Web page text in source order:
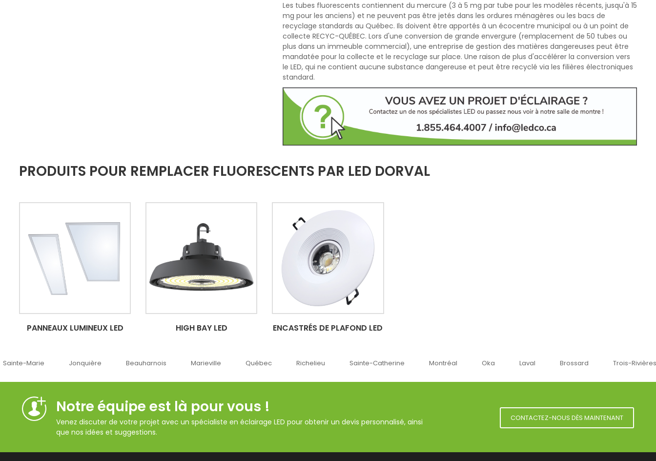
Les tubes fluorescents contiennent du mercure (3 à 5 mg par tube pour les modèles récents, jusqu'à 15
mg pour les anciens) et ne peuvent pas être jetés dans les ordures ménagères ou les bacs de
recyclage standards au Québec. Ils doivent être apportés à un écocentre municipal ou à un point de
collecte RECYC-QUÉBEC. Lors d'une conversion de grande envergure (remplacement de 50 tubes ou
plus dans un immeuble commercial), une entreprise de gestion des matières dangereuses peut être
mandatée pour la collecte et le recyclage sur place. Une raison de plus d'accélérer la conversion vers
le LED, qui ne contient aucune substance dangereuse et peut être recyclé via les filières électroniques
standard.
PRODUITS POUR REMPLACER FLUORESCENTS PAR LED DORVAL
PANNEAUX LUMINEUX LED HIGH BAY LED ENCASTRÉS DE PLAFOND LED
Jonquière Beauharnois Marieville Québec Richelieu Sainte-Catherine Montréal Oka Brossard Trois-Rivières
Notre équipe est là pour vous !
Venez discuter de votre projet avec un spécialiste en éclairage LED pour obtenir un devis personnalisé, ainsi
que nos idées et suggestions.
CONTACTEZ-NOUS DÈS MAINTENANT